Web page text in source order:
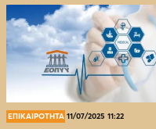
ΕΠΙΚΑΙΡΟΤΗΤΑ 11/07/2025 11:22